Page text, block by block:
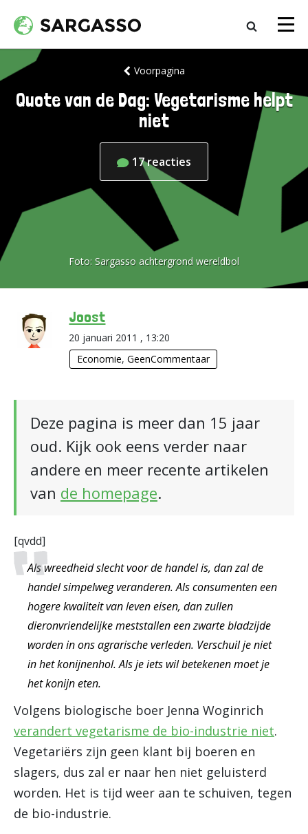
Voorpagina
Quote van de Dag: Vegetarisme helpt
niet
17reacties
Foto: Sargasso achtergrond wereldbol
Joost
20 januari 2011 , 13:20
Economie,GeenCommentaar
Deze pagina is meer dan 15 jaar
oud. Kijk ook eens verder naar
andere en meer recente artikelen
van de homepage.
[qvdd]
Als wreedheid slecht voor de handel is, dan zal de
handel simpelweg veranderen. Als consumenten een
hogere kwaliteit van leven eisen, dan zullen
dieronvriendelijke meststallen een zwarte bladzijde
worden in ons agrarische verleden. Verschuil je niet
in het konijnenhol. Als je iets wil betekenen moet je
het konijn eten.
Volgens biologische boer Jenna Woginrich
verandert vegetarisme de bio-industrie niet.
Vegetariërs zijn geen klant bij boeren en
slagers, dus zal er naar hen niet geluisterd
worden. Het is tijd weer aan te schuiven, tegen
de bio-industrie.